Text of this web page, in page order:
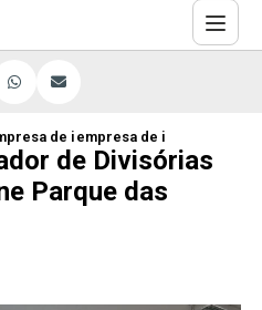
de eucatex
de instalacao de divisoria
empresa de instalador de
de Divisórias
Parque das